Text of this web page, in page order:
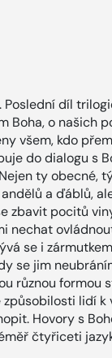
Poslední díl
Boha, o našich
všem, kdo
do dialogu s
ty obecné,
a ďáblů,
zbavit pocitů
nechat
se i
se jim
různou formou
způsobilosti lidí
Hovory s
čtyřiceti